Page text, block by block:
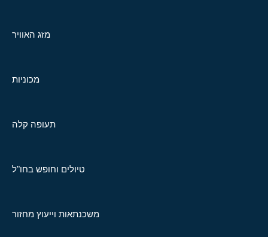
מזג האוויר
מכוניות
תעופה קלה
טיולים וחופש בחו"ל
משכנתאות וייעוץ מחזור